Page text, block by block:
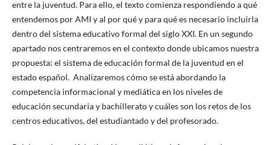
entre la juventud. Para ello, el texto comienza respondiendo a qué
entendemos por AMI y al por qué y para qué es necesario incluirla
dentro del sistema educativo formal del siglo XXI. En un segundo
apartado nos centraremos en el contexto donde ubicamos nuestra
propuesta: el sistema de educación formal de la juventud en el
estado español. Analizaremos cómo se está abordando la
competencia informacional y mediática en los niveles de
educación secundaria y bachillerato y cuáles son los retos de los
centros educativos, del estudiantado y del profesorado.